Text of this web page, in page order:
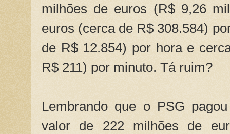
milhões de euros (R$ 9,26
euros (cerca de R$ 308.584)
de R$ 12.854) por hora e
R$ 211) por minuto. Tá ruim?
Lembrando que o PSG
valor de 222 milhões de